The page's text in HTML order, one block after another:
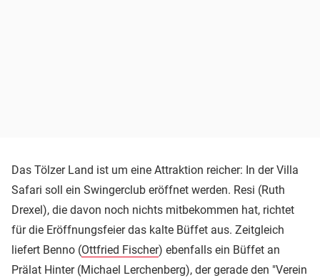
Das Tölzer Land ist um eine Attraktion reicher: In der Villa
Safari soll ein Swingerclub eröffnet werden. Resi (Ruth
Drexel), die davon noch nichts mitbekommen hat, richtet
für die Eröffnungsfeier das kalte Büffet aus. Zeitgleich
liefert Benno (Ottfried Fischer) ebenfalls ein Büffet an
Prälat Hinter (Michael Lerchenberg), der gerade den "Verein